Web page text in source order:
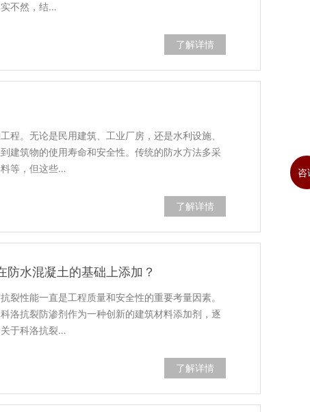
不然，结…
了解详情
程。无论是民用建筑、工业厂房，还是水利设施、
建筑物的使用寿命和安全性。传统的防水方法多采
等，但这些…
了解详情
水混凝土的基础上添加？
裂性能一直是工程质量和安全性的重要考量因素。
洛抗裂防渗剂作为一种创新的建筑材料添加剂，逐
于科洛抗裂…
了解详情
咨